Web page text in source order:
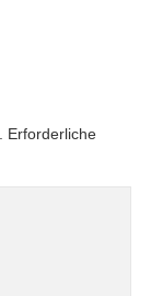
Erforderliche